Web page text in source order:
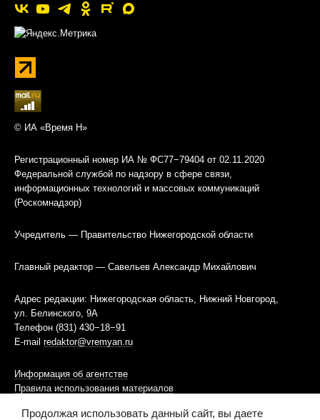
© ИА «Время Н»
Регистрационный номер ИА № ФС77−79404 от 02.11.2020
Федеральной службой по надзору в сфере связи,
информационных технологий и массовых коммуникаций
(Роскомнадзор)
Учредитель — Правительство Нижегородской области
Главный редактор — Савельев Александр Михайлович
Адрес редакции: Нижегородская область, Нижний Новгород,
ул. Белинского, 9А
Телефон (831) 430−18−91
E-mail redaktor@vremyan.ru
Информация об агентстве
Правила использования материалов
Продолжая использовать данный сайт, вы даете